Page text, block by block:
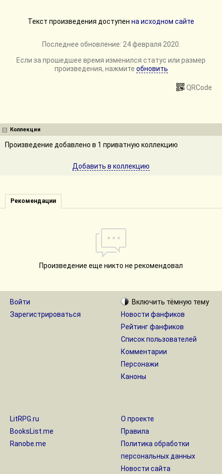
Текст произведения доступен на исходном сайте
Последнее обновление: 24 февраля 2020.
Если за прошедшее время изменился статус или размер
произведения, нажмите обновить
QRCode
Коллекции
Произведение добавлено в 1 приватную коллекцию
Добавить в коллекцию
Рекомендации
Произведение еще никто не рекомендовал
Войти
Зарегистрироваться
Включить тёмную тему
Новости фанфиков
Рейтинг фанфиков
Список пользователей
Комментарии
Персонажи
Каноны
LitRPG.ru
BooksList.me
Ranobe.me
О проекте
Правила
Политика обработки
персональных данных
Новости сайта